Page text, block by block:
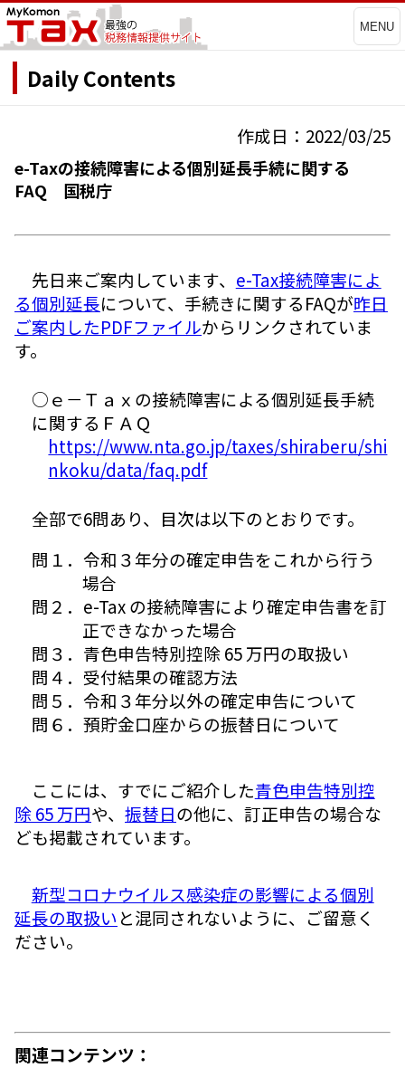
MENU
Daily Contents
作成日：2022/03/25
e-Taxの接続障害による個別延長手続に関する
FAQ 国税庁
先日来ご案内しています、 e-Tax接続障害によ
る個別延長について、手続きに関するFAQが昨日
ご案内したPDFファイルからリンクされていま
す。
○ｅ－Ｔａｘの接続障害による個別延長手続
に関するＦＡＱ
https://www.nta.go.jp/taxes/shiraberu/shi
nkoku/data/faq.pdf
全部で6問あり、目次は以下のとおりです。
問１．令和３年分の確定申告をこれから行う
場合
問２．e-Tax の接続障害により確定申告書を訂
正できなかった場合
問３．青色申告特別控除 65 万円の取扱い
問４．受付結果の確認方法
問５．令和３年分以外の確定申告について
問６．預貯金口座からの振替日について
ここには、すでにご紹介した青色申告特別控
除 65 万円や、 振替日の他に、訂正申告の場合な
ども掲載されています。
新型コロナウイルス感染症の影響による個別
延長の取扱い と混同されないように、ご留意く
ださい。
関連コンテンツ：